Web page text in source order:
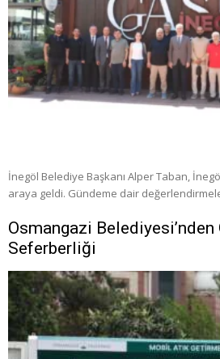
İnegöl Belediye Başkanı Alper Taban,
araya geldi. Gündeme dair
Osmangazi
Seferberliği